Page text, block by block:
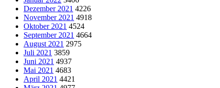
Dezember 2021 4226
November 2021 4918
Oktober 2021 4524
September 2021 4664
August 2021 2975
Juli 2021 3859
Juni 2021 4937
Mai 2021 4683
April 2021 4421